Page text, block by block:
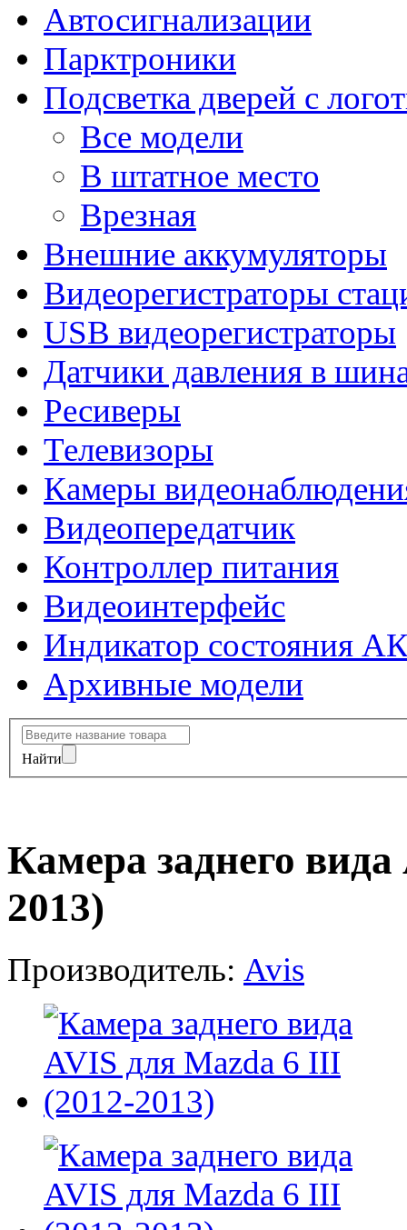
Автосигнализации
Парктроники
Подсветка дверей с
Все модели
В штатное место
Врезная
Внешние аккумуляторы
Видеорегистраторы
USB видеорегистраторы
Датчики давления в
Ресиверы
Телевизоры
Камеры
Видеопередатчик
Контроллер питания
Видеоинтерфейс
Индикатор состояния
Архивные модели
Найти
Камера заднего
2013)
Производитель: Avis